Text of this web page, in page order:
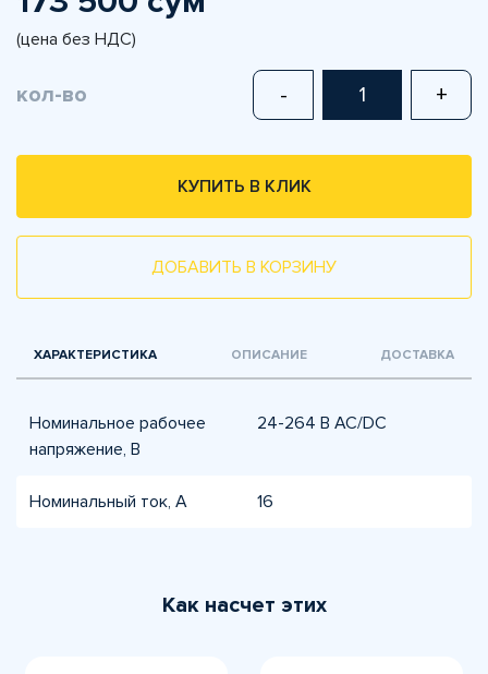
(цена без НДС)
кол-во - +
КУПИТЬ В КЛИК
ДОБАВИТЬ В КОРЗИНУ
ХАРАКТЕРИСТИКА ОПИСАНИЕ ДОСТАВКА
Номинальное рабочее
напряжение, В
24-264 В АС/DC
Номинальный ток, А 16
Как насчет этих